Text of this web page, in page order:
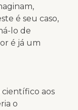
é seu caso,
lo de
é já um
científico aos
o